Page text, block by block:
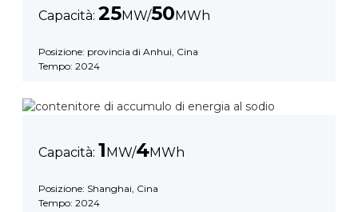
Capacità: 25MW/50MWh
Posizione: provincia di Anhui, Cina
Tempo: 2024
Capacità: 1MW/4MWh
Posizione: Shanghai, Cina
Tempo: 2024